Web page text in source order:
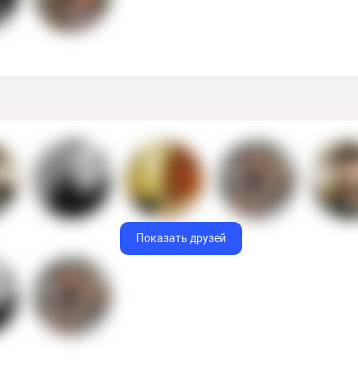
Показать друзей